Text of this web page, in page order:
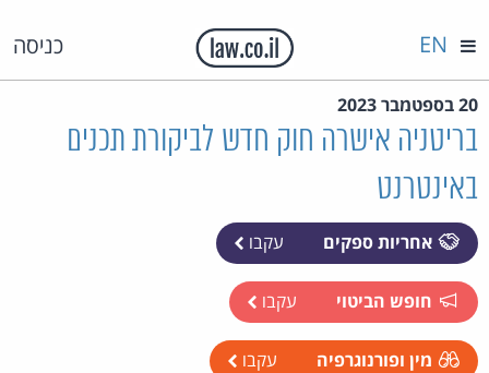
כניסה EN
20 בספטמבר 2023
בריטניה אישרה חוק חדש לביקורת תכנים
באינטרנט
אחריות ספקים עקבו
חופש הביטוי עקבו
מין ופורנוגרפיה עקבו